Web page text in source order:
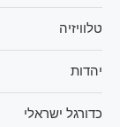
טלוויזיה
יהדות
כדורגל ישראלי